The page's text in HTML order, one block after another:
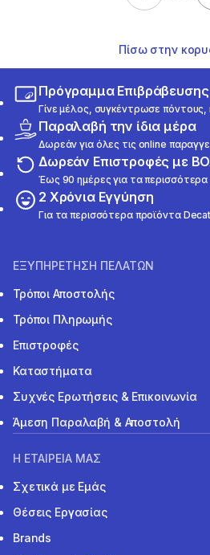
Πίσω στην
Πρόγραμμα Επιβράβευσης
Γίνε μέλος, συγκέντρωσε
Παραλαβή την ίδια μέρα
Δωρεάν για όλες τις online
Δωρεάν Επιστροφές με
Έως 90 ημέρες για τα περισσότερα
2 Χρόνια Εγγύηση
Για τα περισσότερα προϊόντα
ΕΞΥΠΗΡΕΤΗΣΗ ΠΕΛΑΤΩΝ
Τρόποι Αποστολής
Τρόποι Πληρωμής
Επιστροφές
Καταστήματα
Συχνές Ερωτήσεις & Επικοινωνία
Άμεση Παραλαβή & Αποστολή
Η ΕΤΑΙΡΕΙΑ ΜΑΣ
Σχετικά με Εμάς
Θέσεις Εργασίας
Brands